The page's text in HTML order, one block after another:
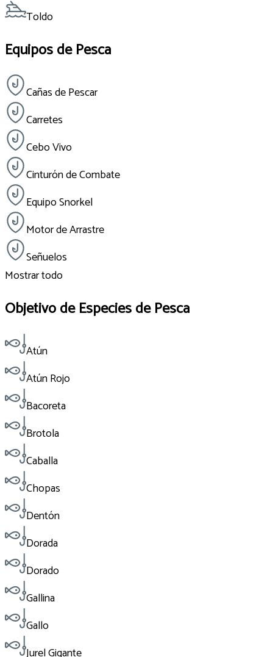
Toldo
Equipos de Pesca
Cañas de Pescar
Carretes
Cebo Vivo
Cinturón de Combate
Equipo Snorkel
Motor de Arrastre
Señuelos
Mostrar todo
Objetivo de Especies de Pesca
Atún
Atún Rojo
Bacoreta
Brotola
Caballa
Chopas
Dentón
Dorada
Dorado
Gallina
Gallo
Jurel Gigante